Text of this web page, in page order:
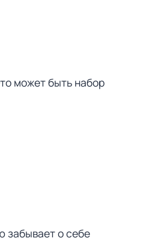
может быть набор
забывает о себе